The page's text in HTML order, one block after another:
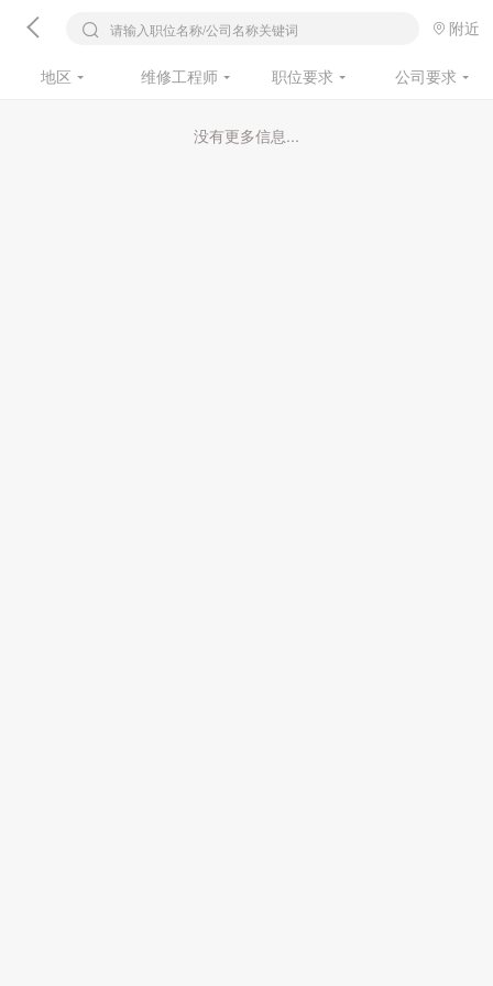
请输入职位名称/公司名称关键词 附近
地区 维修工程师 职位要求 公司要求
没有更多信息...